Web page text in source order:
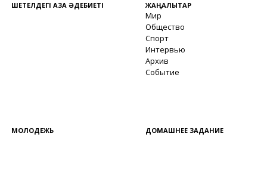
ШЕТЕЛДЕГІ ҚАЗАҚ ӘДЕБИЕТІ ЖАҢАЛЫҚТАР
Мир
Общество
Спорт
Интервью
Архив
Событие
МОЛОДЕЖЬ ДОМАШНЕЕ ЗАДАНИЕ